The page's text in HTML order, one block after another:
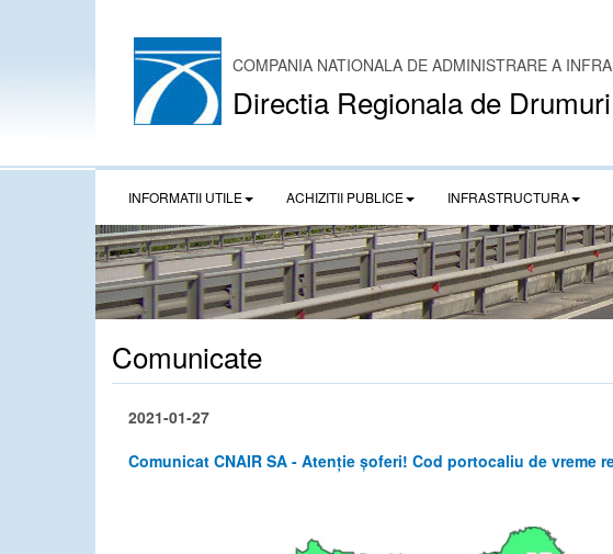
COMPANIA NATIONALA DE ADMINISTRARE A
Directia Regionala de
INFORMATII UTILE ACHIZITII PUBLICE INFRASTRUCTURA
Comunicate
2021-01-27
Comunicat CNAIR SA - Atenție șoferi! Cod portocaliu de vreme